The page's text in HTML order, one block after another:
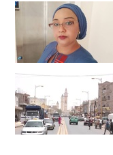
Iran : « aucune
États-Unis
09/08/2026 -
Chine : plus d’un
l’arrivée du typhon
09/08/2026
un ancien colistier
le meurtre présumé
09/08/2026 -